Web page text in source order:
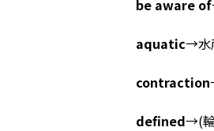
be aware of
aquatic→水
contraction
defined→(輪